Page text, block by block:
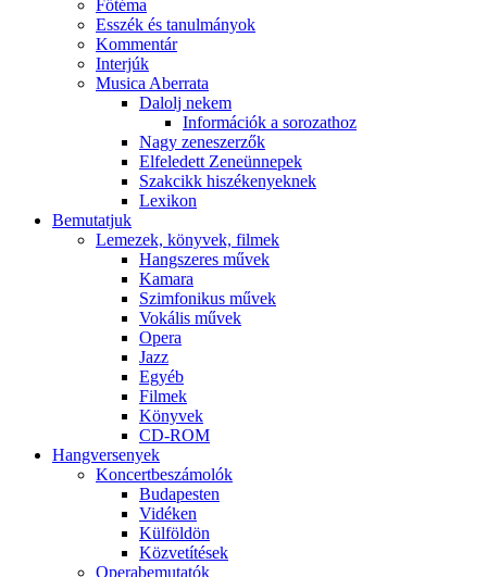
Főtéma
Esszék és tanulmányok
Kommentár
Interjúk
Musica Aberrata
Dalolj nekem
Információk a sorozathoz
Nagy zeneszerzők
Elfeledett Zeneünnepek
Szakcikk hiszékenyeknek
Lexikon
Bemutatjuk
Lemezek, könyvek, filmek
Hangszeres művek
Kamara
Szimfonikus művek
Vokális művek
Opera
Jazz
Egyéb
Filmek
Könyvek
CD-ROM
Hangversenyek
Koncertbeszámolók
Budapesten
Vidéken
Külföldön
Közvetítések
Operabemutatók